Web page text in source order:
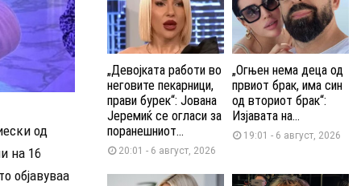
од
на 16
објавуваа
„Девојката работи во
неговите пекарници,
прави бурек“: Јована
Јеремиќ се огласи за
поранешниот...
20:01 - 6 август, 2026
„Огњен нема деца од
првиот брак, има син
од вториот брак“:
Изјавата на...
19:01 - 6 август, 2026